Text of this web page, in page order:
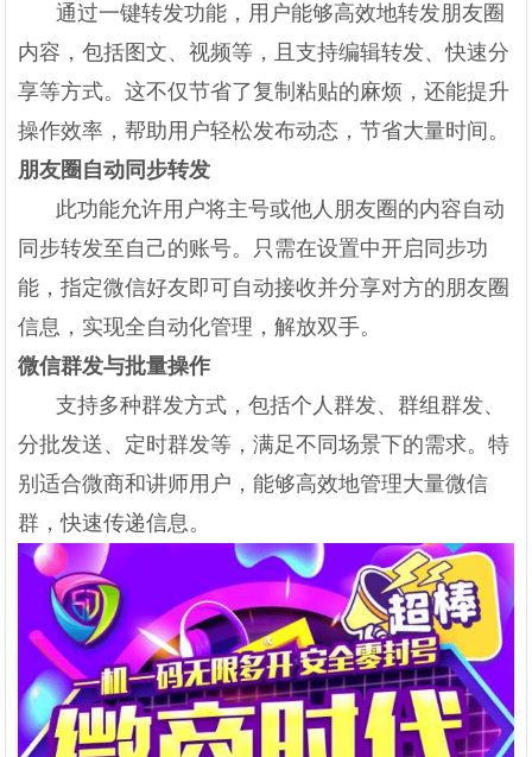
通过一键转发功能，用户能够高效地转发朋友圈
内容，包括图文、视频等，且支持编辑转发、快速分
享等方式。这不仅节省了复制粘贴的麻烦，还能提升
操作效率，帮助用户轻松发布动态，节省大量时间。
朋友圈自动同步转发
此功能允许用户将主号或他人朋友圈的内容自动
同步转发至自己的账号。只需在设置中开启同步功
能，指定微信好友即可自动接收并分享对方的朋友圈
信息，实现全自动化管理，解放双手。
微信群发与批量操作
支持多种群发方式，包括个人群发、群组群发、
分批发送、定时群发等，满足不同场景下的需求。特
别适合微商和讲师用户，能够高效地管理大量微信
群，快速传递信息。